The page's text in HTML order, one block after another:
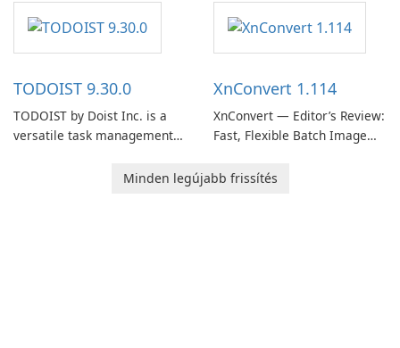
helps users capture ideas,
organize to-do lists, and keep
track of important
software designed to help
users capture, organize, and
access information across
TODOIST 9.30.0
TODOIST by Doist Inc. is a
versatile task management
individuals and teams
XnConvert 1.114
XnConvert — Editor’s Review:
Fast, Flexible Batch Image
macOS and Linux XnConvert
Minden legújabb frissítés